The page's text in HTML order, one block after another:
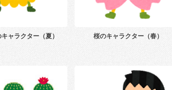
ャラクター（夏） 桜のキャラクター（春）